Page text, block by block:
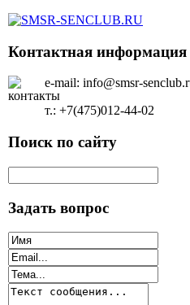
Контактная информация
e-mail: info@smsr-
т.: +7(475)012-44-02
Поиск по сайту
Задать вопрос